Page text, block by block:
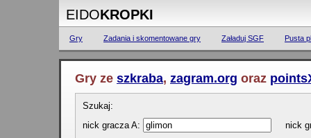
EIDOKROPKI
Gry Zadania i skomentowane gry Załaduj SGF Pusta
Gry ze szkraba, zagram.org oraz
Szukaj:
nick gracza A:
nick